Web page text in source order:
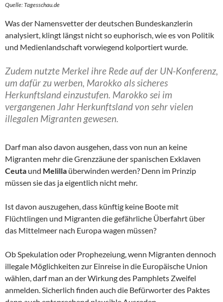
Quelle: Tagesschau.de
Was der Namensvetter der deutschen Bundeskanzlerin
analysiert, klingt längst nicht so euphorisch, wie es von Politik
und Medienlandschaft vorwiegend kolportiert wurde.
Zudem nutzte Merkel ihre Rede auf der UN-Konferenz,
um dafür zu werben, Marokko als sicheres
Herkunftsland einzustufen. Marokko sei im
vergangenen Jahr Herkunftsland von sehr vielen
illegalen Migranten gewesen.
Darf man also davon ausgehen, dass von nun an keine
Migranten mehr die Grenzzäune der spanischen Exklaven
Ceuta und Melilla überwinden werden? Denn im Prinzip
müssen sie das ja eigentlich nicht mehr.
Ist davon auszugehen, dass künftig keine Boote mit
Flüchtlingen und Migranten die gefährliche Überfahrt über
das Mittelmeer nach Europa wagen müssen?
Ob Spekulation oder Prophezeiung, wenn Migranten dennoch
illegale Möglichkeiten zur Einreise in die Europäische Union
wählen, darf man an der Wirkung des Pamphlets Zweifel
anmelden. Sicherlich finden auch die Befürworter des Paktes